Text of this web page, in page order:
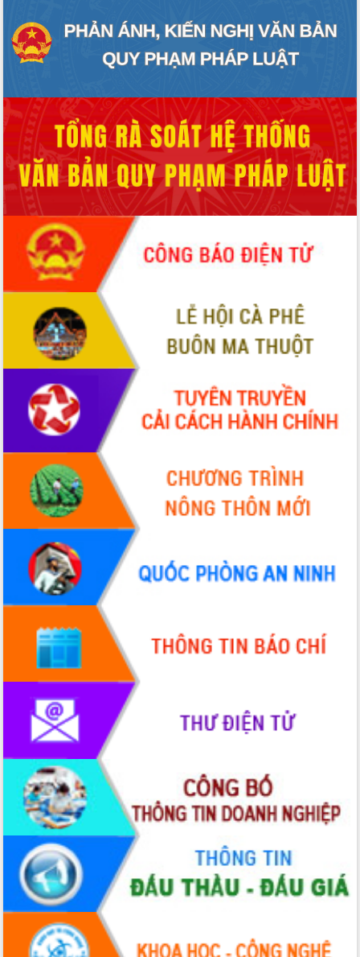
định EUDR
Thứ trưởng Bộ Nông nghiệp và Môi
trường Nguyễn Hoàng Hiệp khảo sát
sầu riêng tại Đắk Lắk
Trình diễn nghệ thuật chế biến các
món ăn từ sầu riêng
Đắk Lắk công bố Quy hoạch và xúc
tiến đầu tư tỉnh
Ngành cá ngừ Đắk Lắk chủ động thích
ứng để giữ vững thị trường xuất khẩu
Diễn đàn Kinh tế tư nhân Việt Nam đột
phá cơ chế - Hợp tác công tư
Đề án 06 tạo bước ngoặt đột phá trong
cải cách hành chính tỉnh Đắk Lắk
Kết nối tour, đẩy mạnh chuyển đổi số
để phát triển du lịch Đắk Lắk
Khởi động Dự án Đầu tư xây dựng hạ
tầng kỹ thuật Cụm công nghiệp Tân
Tiến
Gặp mặt các cơ quan báo chí nhân Kỷ
niệm 101 năm Ngày Báo chí Cách
mạng Việt Nam
Đắk Lắk sơ kết 4 năm triển khai thực
hiện Đề án 06 của Chính phủ
Họp báo thông tin về Hội nghị Công bố
Quy hoạch và Xúc tiến đầu tư tỉnh Đắk
Khơi thông điểm nghẽn, đẩy nhanh
giải ngân vốn khắc phục thiên tai
HĐND tỉnh thông qua điều chỉnh Quy
hoạch tỉnh thời kỳ 2021-2030
Hội thảo góp ý hồ sơ điều chỉnh quy
hoạch tỉnh Đắk Lắk thời kỳ 2021-2030,
tầm nhìn đến năm 2050
Nâng cao hiệu quả hoạt động của các
doanh nghiệp nhà nước
Hội nghị triển khai kết nối mạng
truyền số liệu chuyên dùng phục vụ cơ
quan Đảng, Nhà nước
Lễ phát động chuỗi hoạt động chung
tay làm sạch môi trường
Xã Ea Kar bước chuyển mình trong
công tác cải cách hành chính mô hình
mới
UBND tỉnh họp báo định kỳ tháng 4
năm 2026
Hội thảo khoa học “Giải pháp thúc đẩy
phát triển nền kinh tế xanh tại tỉnh
Đắk Lắk”
Tăng cường giám sát, đôn đốc thực
hiện nhiệm vụ quản lý tài sản công
hàng tuần